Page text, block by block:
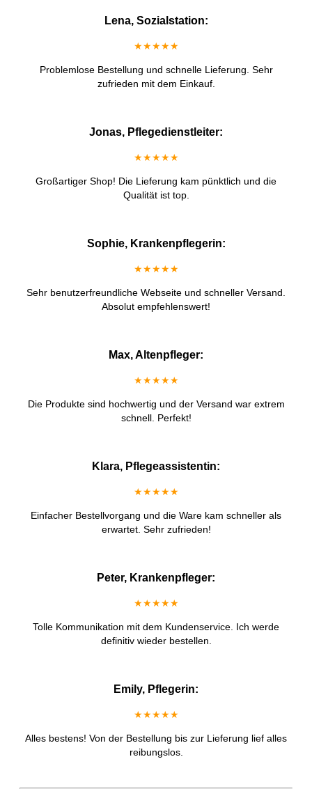
Lena, Sozialstation:
★★★★★
Problemlose Bestellung und schnelle Lieferung. Sehr
zufrieden mit dem Einkauf.
Jonas, Pflegedienstleiter:
★★★★★
Großartiger Shop! Die Lieferung kam pünktlich und die
Qualität ist top.
Sophie, Krankenpflegerin:
★★★★★
Sehr benutzerfreundliche Webseite und schneller Versand.
Absolut empfehlenswert!
Max, Altenpfleger:
★★★★★
Die Produkte sind hochwertig und der Versand war extrem
schnell. Perfekt!
Klara, Pflegeassistentin:
★★★★★
Einfacher Bestellvorgang und die Ware kam schneller als
erwartet. Sehr zufrieden!
Peter, Krankenpfleger:
★★★★★
Tolle Kommunikation mit dem Kundenservice. Ich werde
definitiv wieder bestellen.
Emily, Pflegerin:
★★★★★
Alles bestens! Von der Bestellung bis zur Lieferung lief alles
reibungslos.